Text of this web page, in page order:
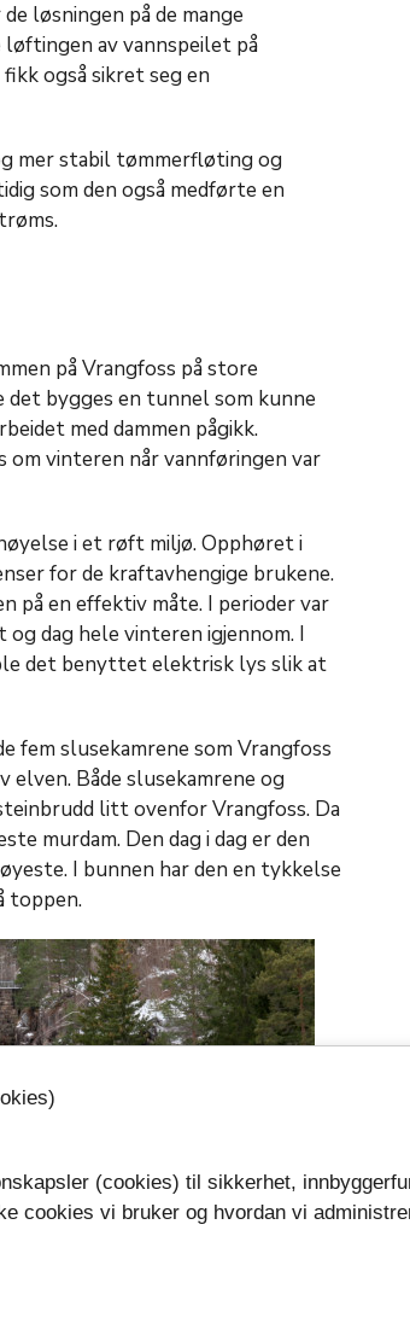
løsningen på de mange
av vannspeilet på
også sikret seg en
mer stabil tømmerfløting og
som den også medførte en
på Vrangfoss på store
bygges en tunnel som kunne
med dammen pågikk.
om vinteren når vannføringen var
i et røft miljø. Opphøret i
for de kraftavhengige brukene.
på en effektiv måte. I perioder var
dag hele vinteren igjennom. I
det benyttet elektrisk lys slik at
fem slusekamrene som Vrangfoss
elven. Både slusekamrene og
litt ovenfor Vrangfoss. Da
murdam. Den dag i dag er den
I bunnen har den en tykkelse
toppen.
David Hauer
(cookies) til sikkerhet,
cookies vi bruker og hvordan vi